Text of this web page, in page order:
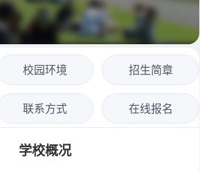
校园环境 招生简章
联系方式 在线报名
学校概况